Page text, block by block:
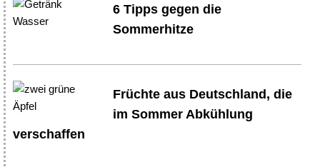
6 Tipps gegen die
Sommerhitze
Früchte aus Deutschland, die
im Sommer Abkühlung
verschaffen